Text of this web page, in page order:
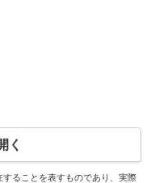
く
ることを表すものであり、実際